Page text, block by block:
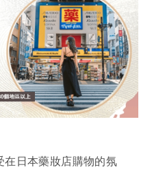
在日本藥妝店購物的氛